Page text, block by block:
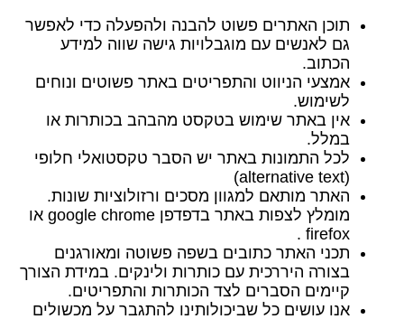
תוכן האתרים פשוט להבנה ולהפעלה כדי לאפשר
גם לאנשים עם מוגבלויות גישה שווה למידע
הכתוב.
אמצעי הניווט והתפריטים באתר פשוטים ונוחים
לשימוש.
אין באתר שימוש בטקסט מהבהב בכותרות או
במלל.
לכל התמונות באתר יש הסבר טקסטואלי חלופי
(alternative text)
האתר מותאם למגוון מסכים ורזולוציות שונות.
מומלץ לצפות באתר בדפדפן google chrome או
firefox .
תכני האתר כתובים בשפה פשוטה ומאורגנים
בצורה היררכית עם כותרות ולינקים. במידת הצורך
קיימים הסברים לצד הכותרות והתפריטים.
אנו עושים כל שביכולותינו להתגבר על מכשולים